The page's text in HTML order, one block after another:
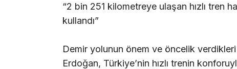
“2 bin 251 kilometreye ulaşan hızlı tren
kullandı”
Demir yolunun önem ve öncelik
Erdoğan, Türkiye’nin hızlı trenin